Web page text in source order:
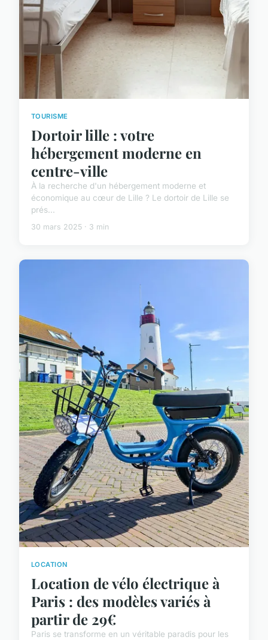
TOURISME
Dortoir lille : votre
hébergement moderne en
centre-ville
À la recherche d'un hébergement moderne et
économique au cœur de Lille ? Le dortoir de Lille se
prés...
30 mars 2025 · 3 min
LOCATION
Location de vélo électrique à
Paris : des modèles variés à
partir de 29€
Paris se transforme en un véritable paradis pour les